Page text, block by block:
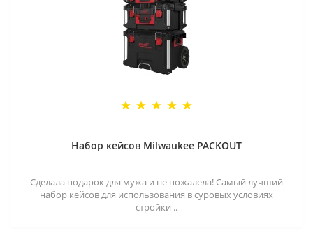
Набор кейсов Milwaukee PACKOUT
Сделала подарок для мужа и не пожалела! Самый лучший
набор кейсов для использования в суровых условиях
стройки ..